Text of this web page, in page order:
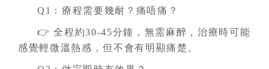
Q1：療程需要幾耐？痛唔痛？
👉 全程約30-45分鐘，無需麻醉，治療時可能
感覺輕微溫熱感，但不會有明顯痛楚。